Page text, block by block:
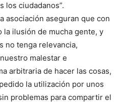
los ciudadanos”.
asociación aseguran que con
la ilusión de mucha gente, y
no tenga relevancia,
malestar e
arbitraria de hacer las cosas,
la utilización por unos
problemas para compartir el